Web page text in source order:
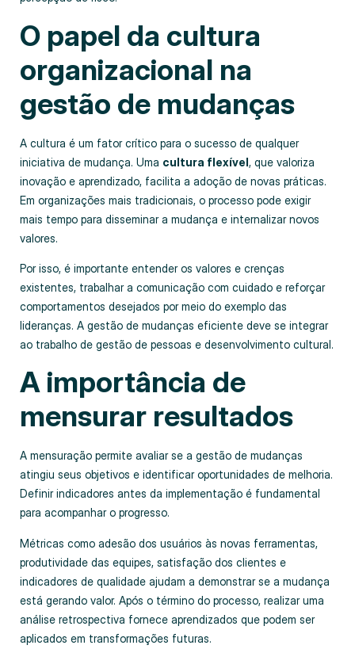
O papel da cultura
organizacional na
gestão de mudanças
A cultura é um fator crítico para o sucesso de qualquer
iniciativa de mudança. Uma cultura flexível, que valoriza
inovação e aprendizado, facilita a adoção de novas práticas.
Em organizações mais tradicionais, o processo pode exigir
mais tempo para disseminar a mudança e internalizar novos
valores.
Por isso, é importante entender os valores e crenças
existentes, trabalhar a comunicação com cuidado e reforçar
comportamentos desejados por meio do exemplo das
lideranças. A gestão de mudanças eficiente deve se integrar
ao trabalho de gestão de pessoas e desenvolvimento cultural.
A importância de
mensurar resultados
A mensuração permite avaliar se a gestão de mudanças
atingiu seus objetivos e identificar oportunidades de melhoria.
Definir indicadores antes da implementação é fundamental
para acompanhar o progresso.
Métricas como adesão dos usuários às novas ferramentas,
produtividade das equipes, satisfação dos clientes e
indicadores de qualidade ajudam a demonstrar se a mudança
está gerando valor. Após o término do processo, realizar uma
análise retrospectiva fornece aprendizados que podem ser
aplicados em transformações futuras.